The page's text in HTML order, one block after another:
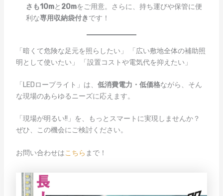
さも10mと 20mをご用意。さらに、持ち運びや保管に便
利な専用収納袋付きです！
「暗くて危険な足元を照らしたい」 「広い敷地全体の補助照
明として使いたい」 「設置コストや電気代を抑えたい」
「LEDロープライト」は、 低消費電力・低価格ながら、そん
な現場のあらゆるニーズに応えます。
「現場が明るい!!」を、もっとスマートに実現しませんか？
ぜひ、この機会にご検討ください。
お問い合わせはこちら まで！